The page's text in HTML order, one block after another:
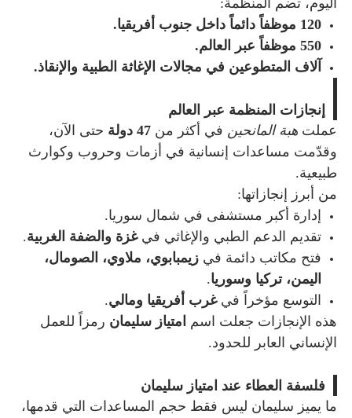
120 موظفاً دائماً داخل جنوب أفريقيا.
550 موظفاً عبر العالم.
آلاف المتطوعين في مجالات الإغاثة الطبية والإنقاذ.
إنجازات المنظمة عبر العالم
عملت هبة المانحين في أكثر من 47 دولة
حتى الآن،
وقدّمت مساعدات إنسانية في أزمات وحروب وكوارث
طبيعية.
من أبرز إنجازاتها:
إدارة أكبر مستشفى في شمال سوريا.
تقديم الدعم الطبي والإغاثي فيغزة والضفة الغربية.
فتح مكاتب دائمة في زيمبابوي، ملاوي، الصومال،
اليمن، تركيا وسوريا.
التوسع مؤخراً فيغرب أفريقيا ومالي.
هذه الإنجازات جعلت اسم
امتياز سليمان رمزاً للعمل
الإنساني العابر للحدود.
فلسفة العطاء عند امتياز سليمان
ما يميز سليمان ليس فقط حجم المساعدات التي قدمها،